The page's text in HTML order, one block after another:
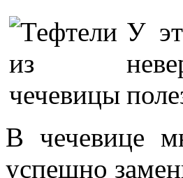
У
В чечевице
успешно